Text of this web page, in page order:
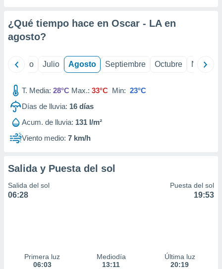
e
mediante
publicidad
publicidad
de
1199
¿Qué tiempo hace en Oscar - LA en
agosto?
Junio Julio Agosto Septiembre Octubre
T. Media: 28°C Max.: 33°C Min: 23°C
Días de lluvia: 16 días
Acum. de lluvia: 131 l/m²
Viento medio: 7 km/h
Salida y Puesta del sol
Salida del sol
06:28
Puesta del sol
19:53
Primera luz
06:03
Mediodía
13:11
Última luz
20:19